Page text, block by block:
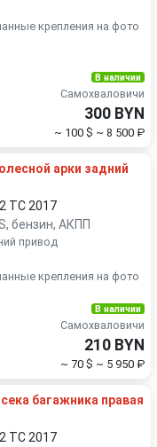
крепления на фото
В наличии
Самохваловичи
300 BYN
~ 100 $ ~ 8 500 ₽
арки задний
TC 2017
бензин, АКПП
привод
крепления на фото
В наличии
Самохваловичи
210 BYN
~ 70 $ ~ 5 950 ₽
багажника правая
TC 2017